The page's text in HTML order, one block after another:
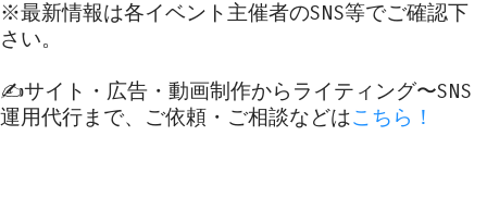
※最新情報は各イベント主催者のSNS等でご確認下
さい。
✍️サイト・広告・動画制作からライティング〜SNS
運用代行まで、ご依頼・ご相談などはこちら！